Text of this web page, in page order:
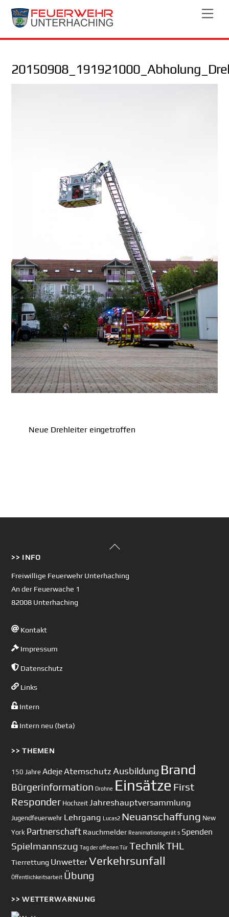
Skip
Neue Drehleiter eingetroffen
Back
>> INFO
Freiwillige Feuerwehr Unterhaching
An der Feuerwache 1
82008 Unterhaching
Kontakt
Impressum
Datenschutz
Links
Intern
Intern neu (beta)
>> THEMEN
150 Jahre AdejeAtemschutz Ausbildung Brand
Bürgerinformation Drohne Einsätze First
Responder Hochzeit Jahreshauptversammlung
Jugendfeuerwehr Lehrgang Lucas2 Neuanschaffung New
York Partnerschaft Rauchmelder Reanimationsgerät s Spenden
Spielmannszug Tag der offenen Tür TechnikTHL
Tierrettung UnwetterVerkehrsunfall
Öffentlichkeitsarbeit Übung
>> WETTERWARNUNG